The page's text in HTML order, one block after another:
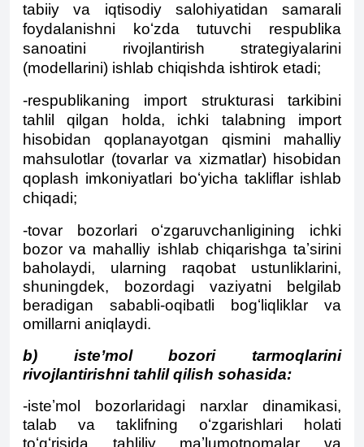
tabiiy va iqtisodiy salohiyatidan samarali
foydalanishni koʻzda tutuvchi respublika
sanoatini rivojlantirish strategiyalarini
(modellarini) ishlab chiqishda ishtirok etadi;
-respublikaning import strukturasi tarkibini
tahlil qilgan holda, ichki talabning import
hisobidan qoplanayotgan qismini mahalliy
mahsulotlar (tovarlar va xizmatlar) hisobidan
qoplash imkoniyatlari boʻyicha takliflar ishlab
chiqadi;
-tovar bozorlari oʻzgaruvchanligining ichki
bozor va mahalliy ishlab chiqarishga taʼsirini
baholaydi, ularning raqobat ustunliklarini,
shuningdek, bozordagi vaziyatni belgilab
beradigan sababli-oqibatli bogʻliqliklar va
omillarni aniqlaydi.
b) isteʼmol bozori tarmoqlarini
rivojlantirishni tahlil qilish sohasida:
-isteʼmol bozorlaridagi narxlar dinamikasi,
talab va taklifning oʻzgarishlari holati
toʻgʻrisida tahliliy maʼlumotnomalar va